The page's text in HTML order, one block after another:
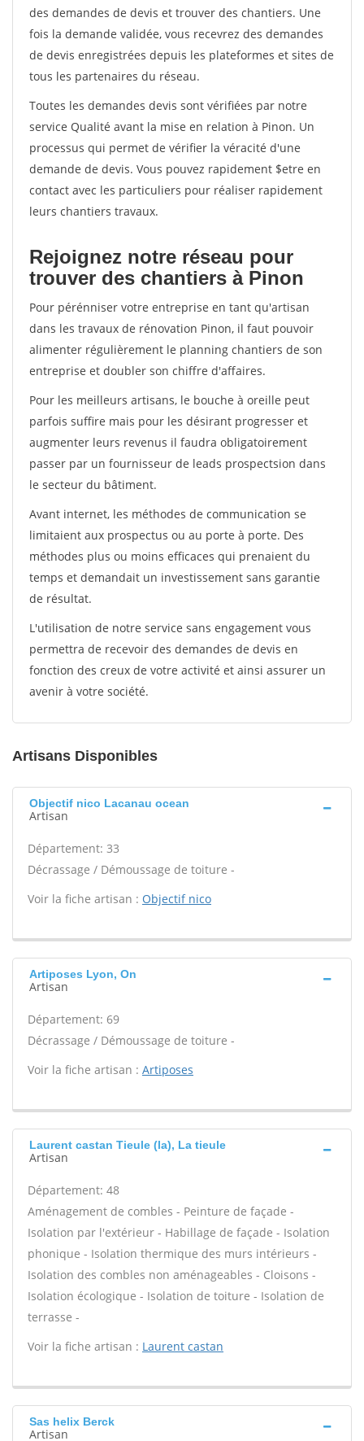
des demandes de devis et trouver des chantiers. Une
fois la demande validée, vous recevrez des demandes
de devis enregistrées depuis les plateformes et sites de
tous les partenaires du réseau.
Toutes les demandes devis sont vérifiées par notre
service Qualité avant la mise en relation à Pinon. Un
processus qui permet de vérifier la véracité d'une
demande de devis. Vous pouvez rapidement $etre en
contact avec les particuliers pour réaliser rapidement
leurs chantiers travaux.
Rejoignez notre réseau pour
trouver des chantiers à Pinon
Pour pérénniser votre entreprise en tant qu'artisan
dans les travaux de rénovation Pinon, il faut pouvoir
alimenter régulièrement le planning chantiers de son
entreprise et doubler son chiffre d'affaires.
Pour les meilleurs artisans, le bouche à oreille peut
parfois suffire mais pour les désirant progresser et
augmenter leurs revenus il faudra obligatoirement
passer par un fournisseur de leads prospectsion dans
le secteur du bâtiment.
Avant internet, les méthodes de communication se
limitaient aux prospectus ou au porte à porte. Des
méthodes plus ou moins efficaces qui prenaient du
temps et demandait un investissement sans garantie
de résultat.
L'utilisation de notre service sans engagement vous
permettra de recevoir des demandes de devis en
fonction des creux de votre activité et ainsi assurer un
avenir à votre société.
Artisans Disponibles
Objectif nico Lacanau ocean
Artisan
Département: 33
Décrassage / Démoussage de toiture -
Voir la fiche artisan : Objectif nico
Artiposes Lyon, On
Artisan
Département: 69
Décrassage / Démoussage de toiture -
Voir la fiche artisan : Artiposes
Laurent castan Tieule (la), La tieule
Artisan
Département: 48
Aménagement de combles - Peinture de façade -
Isolation par l'extérieur - Habillage de façade - Isolation
phonique - Isolation thermique des murs intérieurs -
Isolation des combles non aménageables - Cloisons -
Isolation écologique - Isolation de toiture - Isolation de
terrasse -
Voir la fiche artisan : Laurent castan
Sas helix Berck
Artisan